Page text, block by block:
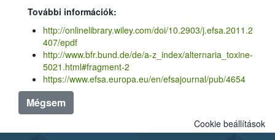
További információk:
http://onlinelibrary.wiley.com/doi/10.2903/j.efsa.2011.2
407/epdf
http://www.bfr.bund.de/de/a-z_index/alternaria_toxine-
5021.html#fragment-2
https://www.efsa.europa.eu/en/efsajournal/pub/4654
Mégsem
Cookie beállítások